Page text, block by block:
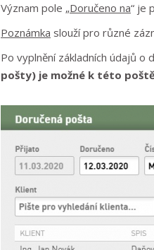
Význam pole „Doručeno na“ je
Poznámka slouží pro různé
Po vyplnění základních údajů o
pošty) je možné k této